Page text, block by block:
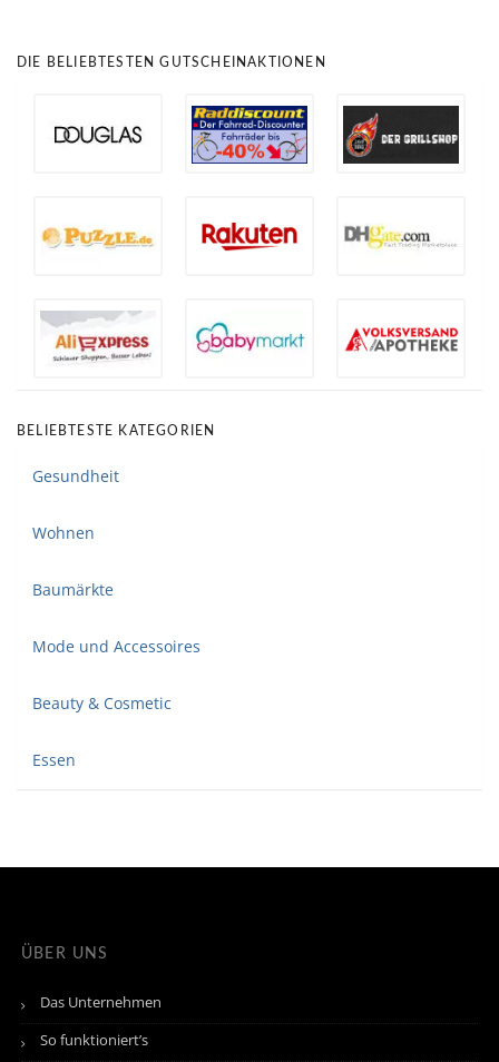
DIE BELIEBTESTEN GUTSCHEINAKTIONEN
BELIEBTESTE KATEGORIEN
Gesundheit
Wohnen
Baumärkte
Mode und Accessoires
Beauty & Cosmetic
Essen
ÜBER UNS
Das Unternehmen
So funktioniert’s